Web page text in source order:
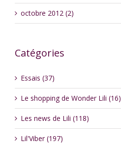
octobre 2012 (2)
Catégories
Essais (37)
Le shopping de Wonder Lili (16)
Les news de Lili (118)
Lil'Viber (197)